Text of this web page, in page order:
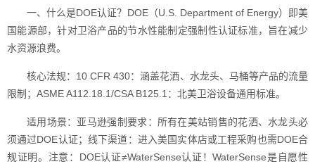
一、什么是DOE认证？DOE（U.S. Department of Energy）即美
国能源部，针对卫浴产品的节水性能制定强制性认证标准，旨在减少
水资源浪费。
核心法规：10 CFR 430：涵盖花洒、水龙头、马桶等产品的流量
限制；ASME A112.18.1/CSA B125.1：北美卫浴设备通用标准。
适用场景：亚马逊强制要求：所有在美站销售的花洒、水龙头必
须通过DOE认证；线下渠道：进入美国实体店或工程采购也需DOE合
规证明。注意：DOE认证≠WaterSense认证！WaterSense是自愿性